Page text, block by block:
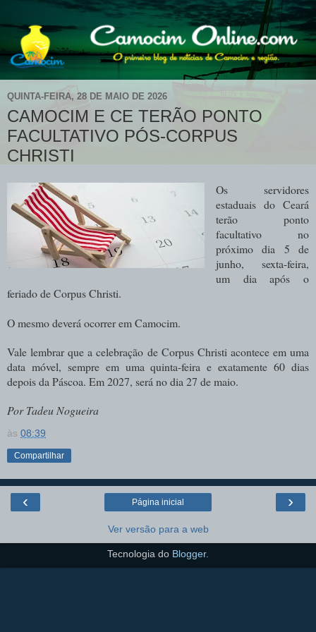
QUINTA-FEIRA, 28 DE MAIO DE 2026
CAMOCIM E CE TERÃO PONTO
FACULTATIVO PÓS-CORPUS
CHRISTI
Os servidores
estaduais do Ceará
terão ponto
facultativo no
próximo dia 5 de
junho, sexta-feira,
um dia após o
feriado de Corpus Christi.
O mesmo deverá ocorrer em Camocim.
Vale lembrar que a celebração de Corpus Christi acontece em uma
data móvel, sempre em uma quinta-feira e exatamente 60 dias
depois da Páscoa. Em 2027, será no dia 27 de maio.
Por Tadeu Nogueira
às 08:39
Compartilhar
‹ ›
Página inicial
Ver versão para a web
Tecnologia do Blogger.